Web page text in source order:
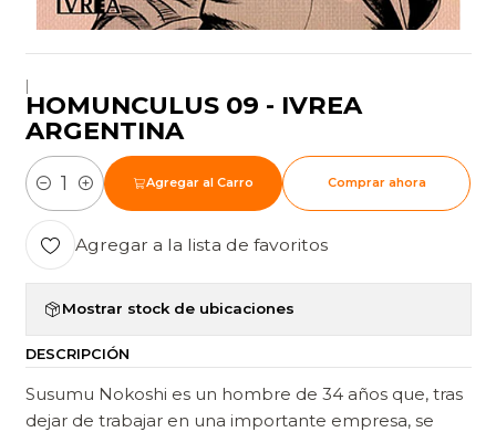
|
HOMUNCULUS 09 - IVREA
ARGENTINA
Cantidad
Agregar al Carro Comprar ahora
Agregar a la lista de favoritos
Mostrar stock de ubicaciones
DESCRIPCIÓN
Susumu Nokoshi es un hombre de 34 años que, tras
dejar de trabajar en una importante empresa, se